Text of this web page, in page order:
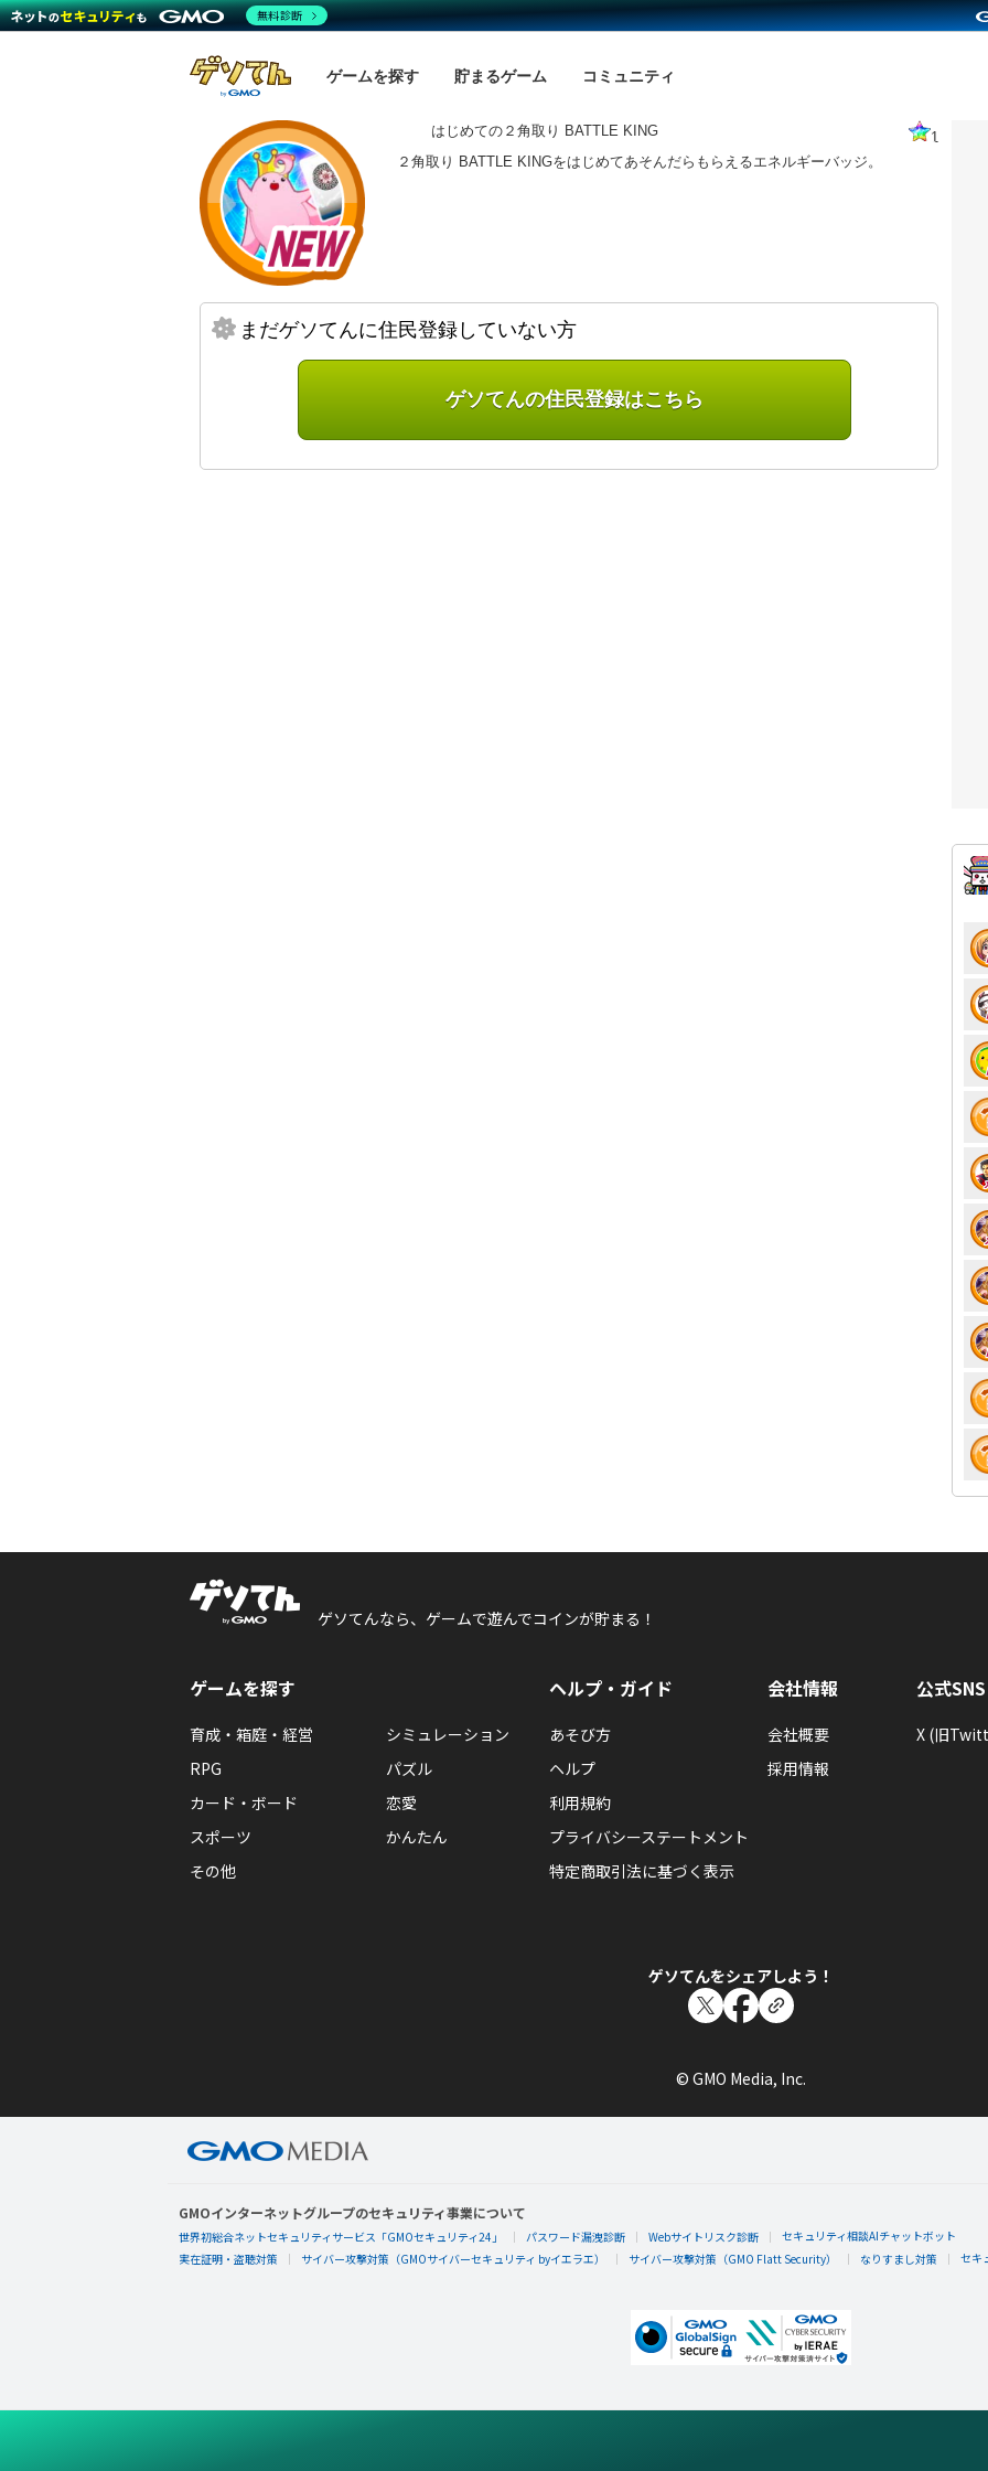
ゲームを探す 貯まるゲーム コミュニティ
はじめての２角取り BATTLE KING
1
２角取り BATTLE KINGをはじめてあそんだらもらえるエネルギーバッジ。
まだゲソてんに住民登録していない方
ゲソてんの住民登録はこちら
ゲソてんなら、ゲームで遊んでコインが貯まる！
ゲームを探す
育成・箱庭・経営
シミュレーション
RPG
パズル
カード・ボード
恋愛
スポーツ
かんたん
その他
ヘルプ・ガイド
あそび方
ヘルプ
利用規約
プライバシーステートメント
特定商取引法に基づく表示
会社情報
会社概要
採用情報
公式SNS
X (旧
ゲソてんをシェアしよう！
© GMO Media, Inc.
GMOインターネットグループのセキュリティ事業について
世界初総合ネットセキュリティサービス「GMOセキュリティ24」 パスワード漏洩診断 Webサイトリスク診断
セキュリティ相談AIチャットボット
実在証明・盗聴対策
サイバー攻撃対策（GMOサイバーセキュリティ byイエラエ） サイバー攻撃対策（GMO Flatt Security） なりすまし対策 セキ
無料診断